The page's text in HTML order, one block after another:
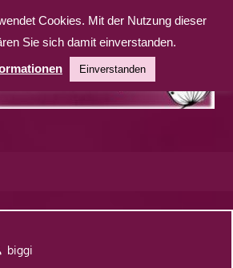
biggi
Cookies. Mit der Nutzung dieser
Sie sich damit einverstanden.
Einverstanden